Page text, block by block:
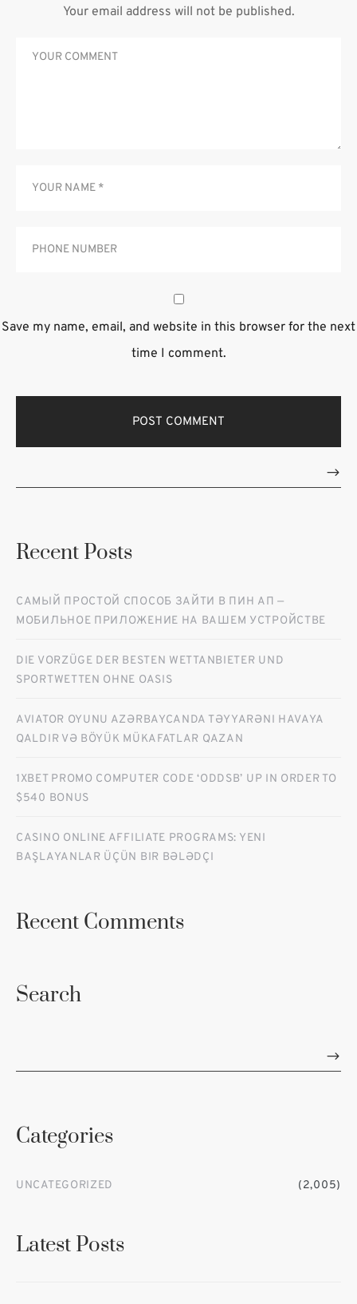
Recent Posts
САМЫЙ ПРОСТОЙ СПОСОБ ЗАЙТИ В ПИН АП —
МОБИЛЬНОЕ ПРИЛОЖЕНИЕ НА ВАШЕМ УСТРОЙСТВЕ
DIE VORZÜGE DER BESTEN WETTANBIETER UND
SPORTWETTEN OHNE OASIS
AVIATOR OYUNU AZƏRBAYCANDA TƏYYARƏNI HAVAYA
QALDIR VƏ BÖYÜK MÜKAFATLAR QAZAN
1XBET PROMO COMPUTER CODE ‘ODDSB’ UP IN ORDER TO
$540 BONUS
CASINO ONLINE AFFILIATE PROGRAMS: YENI
BAŞLAYANLAR ÜÇÜN BIR BƏLƏDÇI
Recent Comments
Search
Categories
UNCATEGORIZED (2,005)
Latest Posts
Your email address will not be published.
Save my name, email, and website in this browser for the next
time I comment.